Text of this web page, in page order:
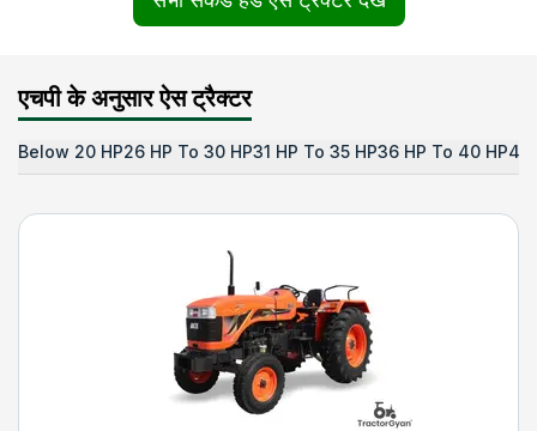
एचपी के अनुसार ऐस ट्रैक्टर
Below 20 HP26 HP To 30 HP31 HP To 35 HP36 HP To 40 HP41